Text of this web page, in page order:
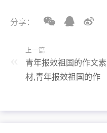
分享：
上一篇:
青年报效祖国的作文素
材,青年报效祖国的作